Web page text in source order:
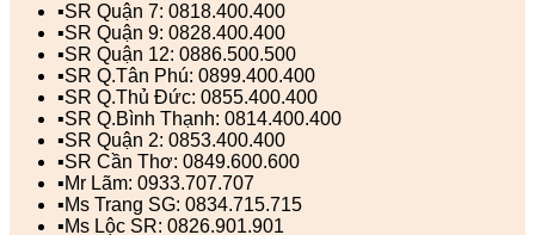
▪️SR Quận 7: 0818.400.400
▪️SR Quận 9: 0828.400.400
▪️SR Quận 12: 0886.500.500
▪️SR Q.Tân Phú: 0899.400.400
▪️SR Q.Thủ Đức: 0855.400.400
▪️SR Q.Bình Thạnh: 0814.400.400
▪️SR Quận 2: 0853.400.400
▪️SR Cần Thơ: 0849.600.600
▪️Mr Lãm: 0933.707.707
▪️Ms Trang SG: 0834.715.715
▪️Ms Lộc SR: 0826.901.901